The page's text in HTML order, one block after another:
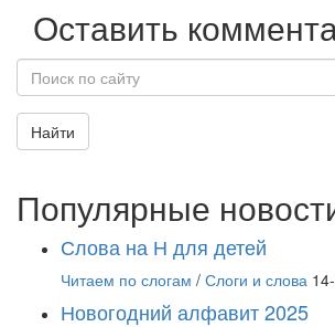
Оставить
Найти
Популярные
Слова на Н для детей
Читаем по слогам / Слоги и слова
Новогодний алфавит 2025